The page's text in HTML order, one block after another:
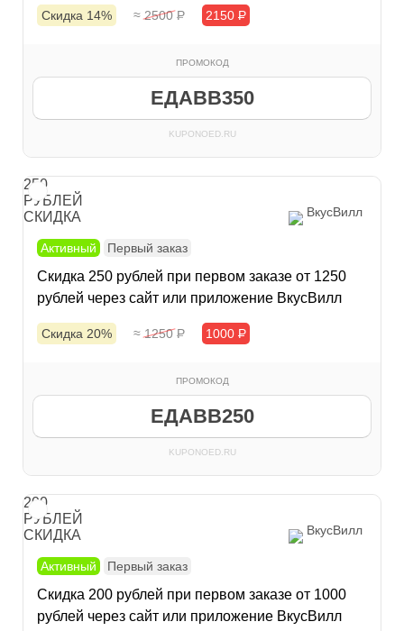
Скидка 14% ≈ 2500Р 2150 Р
ПРОМОКОД
ЕДАВВ350
KUPONOED.RU
250
РУБЛЕЙ
СКИДКА
ВкусВилл
Активный Первый заказ
Скидка 250 рублей при первом заказе от 1250
рублей через сайт или приложение ВкусВилл
Скидка 20% ≈ 1250Р 1000 Р
ПРОМОКОД
ЕДАВВ250
KUPONOED.RU
200
РУБЛЕЙ
СКИДКА
ВкусВилл
Активный Первый заказ
Скидка 200 рублей при первом заказе от 1000
рублей через сайт или приложение ВкусВилл